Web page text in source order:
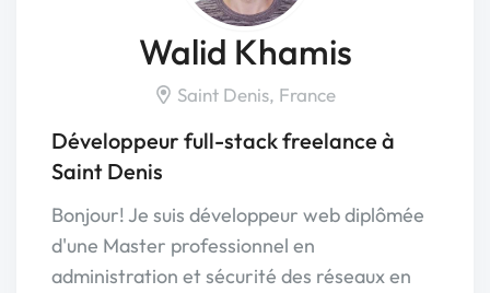
Walid Khamis
Saint Denis, France
Développeur full-stack freelance à
Saint Denis
Bonjour! Je suis développeur web diplômée
d'une Master professionnel en
administration et sécurité des réseaux en